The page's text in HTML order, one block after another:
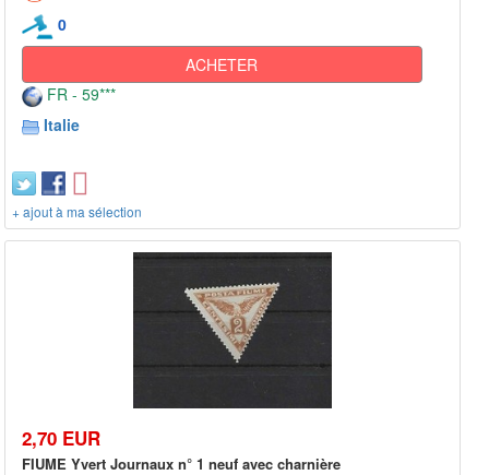
0
ACHETER
FR - 59***
Italie
+ ajout à ma sélection
2,70 EUR
FIUME Yvert Journaux n° 1 neuf avec charnière